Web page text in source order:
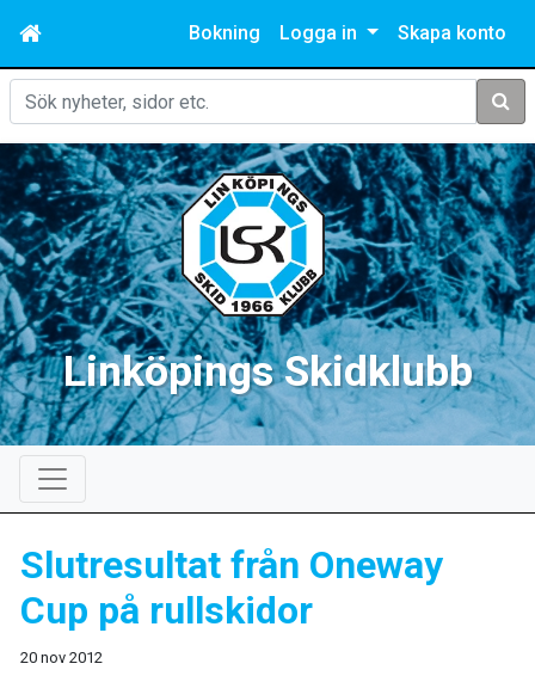
Bokning Logga in Skapa konto
Sök
Linköpings Skidklubb
Slutresultat från Oneway
Cup på rullskidor
20 nov 2012